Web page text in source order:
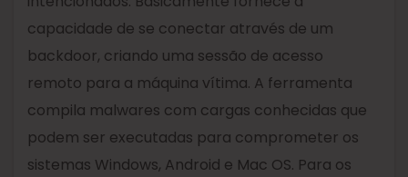
capacidade de se conectar através de um
backdoor, criando uma sessão de acesso
remoto para a máquina vítima. A ferramenta
compila malwares com cargas conhecidas que
podem ser executadas para comprometer os
sistemas Windows, Android e Mac OS. Para os